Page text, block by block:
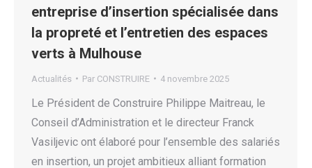
entreprise d’insertion spécialisée dans
la propreté et l’entretien des espaces
verts à Mulhouse
Actualités Par CONSTRUIRE 4 novembre 2025
Le Président de Construire Philippe Maitreau, le
Conseil d’Administration et le directeur Franck
Vasiljevic ont élaboré pour l’ensemble des salariés
en insertion, un projet ambitieux alliant formation